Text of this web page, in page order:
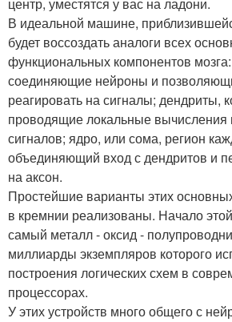
В идеальной машине,
будет воссоздать аналоги всех
функциональных компонентов
соединяющие нейроны и
реагировать на сигналы; дендриты,
проводящие локальные вычисления
сигналов; ядро, или сома, регион
объединяющий вход с дендритов и
на аксон.
Простейшие варианты этих
в кремнии реализованы. Начало
самый металл - оксид -
миллиарды экземпляров которого
построения логических схем в
процессорах.
У этих устройств много общего с